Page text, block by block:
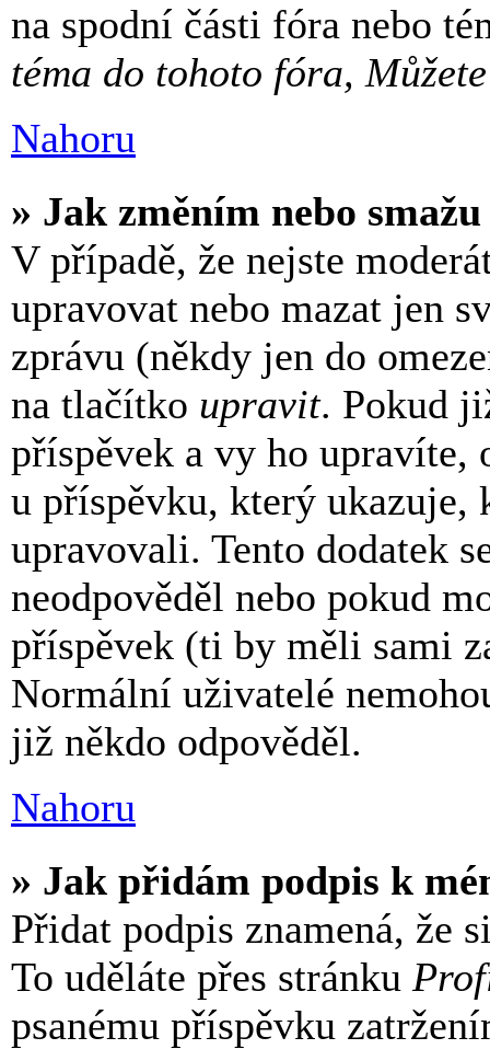
na spodní části fóra nebo
téma do tohoto fóra,
Nahoru
» Jak změním nebo
V případě, že nejste
upravovat nebo mazat jen
zprávu (někdy jen do
na tlačítko upravit. Pokud
příspěvek a vy ho upravíte,
u příspěvku, který
upravovali. Tento dodatek
neodpověděl nebo pokud
příspěvek (ti by měli sami
Normální uživatelé
již někdo odpověděl.
Nahoru
» Jak přidám podpis k
Přidat podpis znamená, že
To uděláte přes stránku
psanému příspěvku